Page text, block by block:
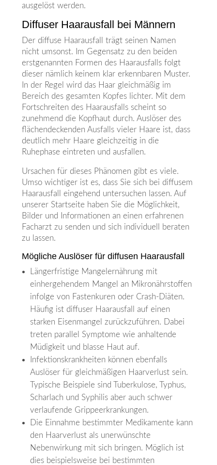
ausgelöst werden.
Diffuser Haarausfall bei Männern
Der diffuse Haarausfall trägt seinen Namen
nicht umsonst. Im Gegensatz zu den beiden
erstgenannten Formen des Haarausfalls folgt
dieser nämlich keinem klar erkennbaren Muster.
In der Regel wird das Haar gleichmäßig im
Bereich des gesamten Kopfes lichter. Mit dem
Fortschreiten des Haarausfalls scheint so
zunehmend die Kopfhaut durch. Auslöser des
flächendeckenden Ausfalls vieler Haare ist, dass
deutlich mehr Haare gleichzeitig in die
Ruhephase eintreten und ausfallen.
Ursachen für dieses Phänomen gibt es viele.
Umso wichtiger ist es, dass Sie sich bei diffusem
Haarausfall eingehend untersuchen lassen. Auf
unserer Startseite haben Sie die Möglichkeit,
Bilder und Informationen an einen erfahrenen
Facharzt zu senden und sich individuell beraten
zu lassen.
Mögliche Auslöser für diffusen Haarausfall
Längerfristige Mangelernährung mit
einhergehendem Mangel an Mikronährstoffen
infolge von Fastenkuren oder Crash-Diäten.
Häufig ist diffuser Haarausfall auf einen
starken Eisenmangel zurückzuführen. Dabei
treten parallel Symptome wie anhaltende
Müdigkeit und blasse Haut auf.
Infektionskrankheiten können ebenfalls
Auslöser für gleichmäßigen Haarverlust sein.
Typische Beispiele sind Tuberkulose, Typhus,
Scharlach und Syphilis aber auch schwer
verlaufende Grippeerkrankungen.
Die Einnahme bestimmter Medikamente kann
den Haarverlust als unerwünschte
Nebenwirkung mit sich bringen. Möglich ist
dies beispielsweise bei bestimmten